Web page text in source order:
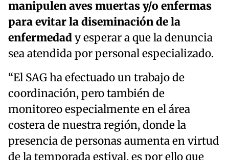
manipulen aves muertas y/o enfermas
para evitar la diseminación de la
enfermedady esperar a que la denuncia
sea atendida por personal especializado.
“El SAG ha efectuado un trabajo de
coordinación, pero también de
monitoreo especialmente en el área
costera de nuestra región, donde la
presencia de personas aumenta en virtud
de la temporada estival, es por ello que